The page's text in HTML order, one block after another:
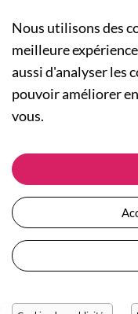
A PROPOS
Qui sommes-
Actualités
Nos
Plan du site
Devenir
Collection
Collection
Les Totebags
Nos
ASSISTANCE
Suivre ma
Expédition
Retour et
Moyens de
Questions /
Conditions générales de
Protection des données
Nous utilisons des
meilleure
aussi d'analyser les
pouvoir améliorer
vous.